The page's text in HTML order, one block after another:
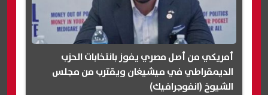
أمريكي من أصل مصري يفوز بانتخابات الحزب
الديمقراطي في ميشيغان ويقترب من مجلس
الشيوخ (انفوجرافيك)